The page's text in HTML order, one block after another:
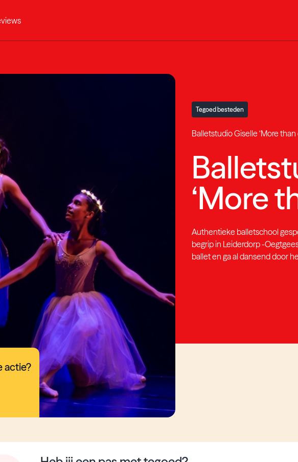
Tegoed besteden
Balletstudio Giselle ‘More than
‘More
Authentieke balletschool
begrip in Leiderdorp -
ballet en ga al dansend door
actie?